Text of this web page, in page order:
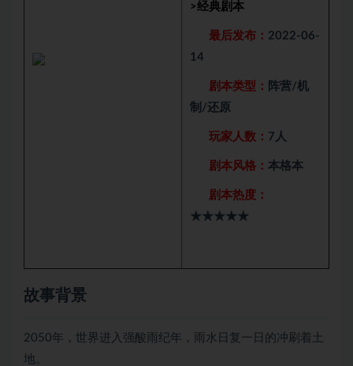
>经典剧本
最后发布： 2022-06-
14
剧本类型： 阵营/机
制/还原
玩家人数： 7人
剧本风格： 本格本
剧本热度：
★★★★★
故事背景
2050年，世界进入强酸雨纪年，雨水日复一日的冲刷着土
地。